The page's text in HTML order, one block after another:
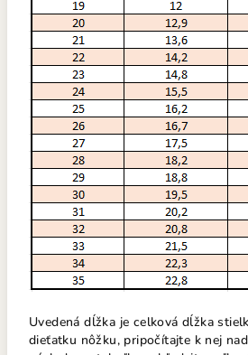
Uvedená dĺžka je celková dĺžka
dieťatku nôžku, pripočítajte k nej